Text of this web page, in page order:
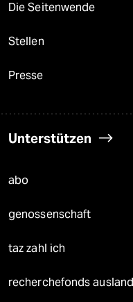
Die Seitenwende
Stellen
Presse
Unterstützen
abo
genossenschaft
taz zahl ich
recherchefonds ausland